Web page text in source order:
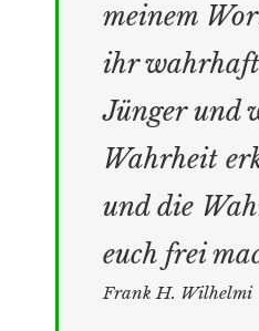
meinem
ihr
Jünger und
Wahrheit
und die
euch frei
Frank H. Wilhelmi